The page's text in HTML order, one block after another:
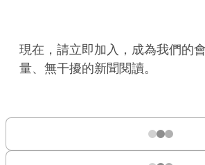
現在，請立即加入，成為我們的
量、無干擾的新聞閱讀。